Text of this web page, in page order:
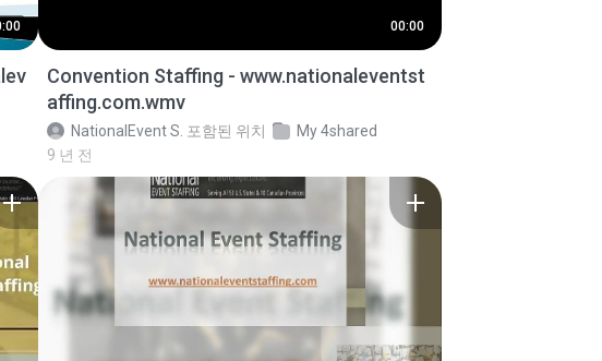
00:00
Convention Staffing - www.nationaleventst
affing.com.wmv
NationalEvent S. 포함된 위치
My 4shared
9 년 전